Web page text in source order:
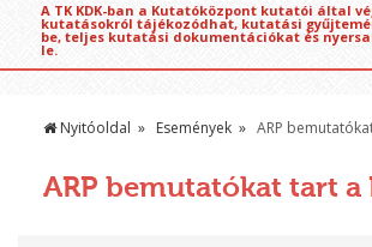
A TK KDK-ban a Kutatóközpont kutatói által
kutatásokról tájékozódhat, kutatási
be, teljes kutatási dokumentációkat és
le.
Nyitóoldal Események ARP
ARP bemutatókat tart a